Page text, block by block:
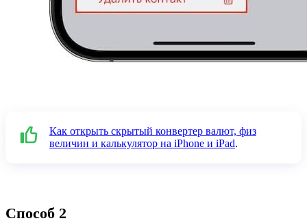
Как открыть скрытый конвертер валют, физ
величин и калькулятор на iPhone и iPad.
Способ 2